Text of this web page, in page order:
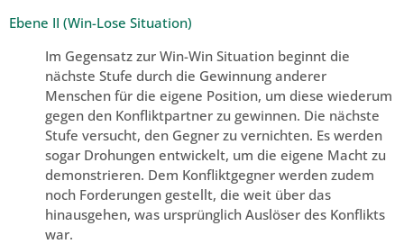
Ebene II (Win-Lose Situation)
Im Gegensatz zur Win-Win Situation beginnt die
nächste Stufe durch die Gewinnung anderer
Menschen für die eigene Position, um diese wiederum
gegen den Konfliktpartner zu gewinnen. Die nächste
Stufe versucht, den Gegner zu vernichten. Es werden
sogar Drohungen entwickelt, um die eigene Macht zu
demonstrieren. Dem Konfliktgegner werden zudem
noch Forderungen gestellt, die weit über das
hinausgehen, was ursprünglich Auslöser des Konflikts
war.